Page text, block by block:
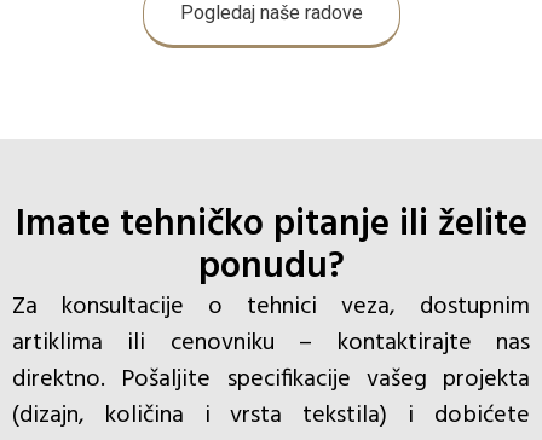
Pogledaj naše radove
Imate tehničko pitanje ili želite
ponudu?
Za konsultacije o tehnici veza, dostupnim
artiklima ili cenovniku – kontaktirajte nas
direktno. Pošaljite specifikacije vašeg projekta
(dizajn, količina i vrsta tekstila) i dobićete